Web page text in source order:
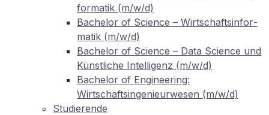
for­ma­tik (m/w/d)
Ba­che­lor of Sci­ence – Wirt­schafts­in­for­
ma­tik (m/w/d)
Ba­che­lor of Sci­ence – Data Sci­ence und
Künst­li­che In­tel­li­genz (m/w/d)
Ba­che­lor of En­gi­nee­ring:
Wirtschaftsingenieurwesen (m/w/d)
Stu­die­ren­de